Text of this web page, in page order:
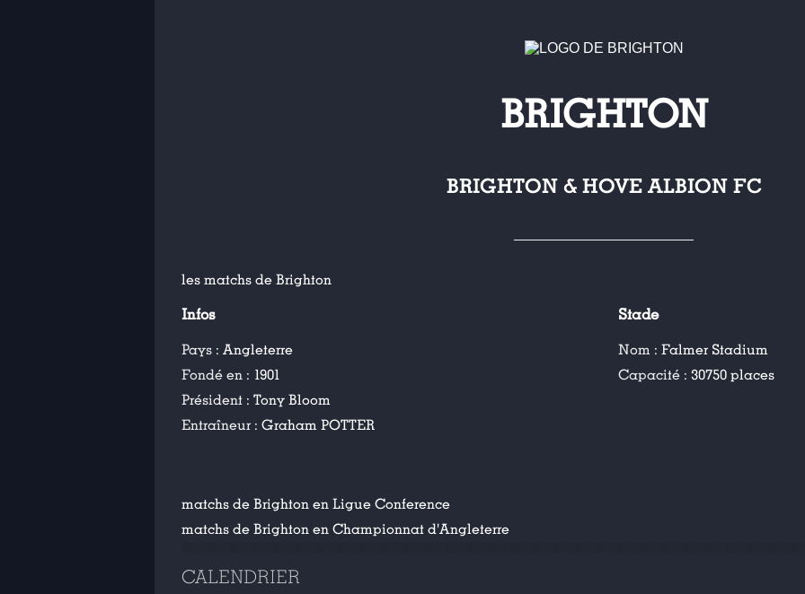
BRIGHTON
BRIGHTON & HOVE ALBION FC
les matchs de Brighton
Infos
Pays : Angleterre
Fondé en : 1901
Président : Tony Bloom
Entraîneur : Graham POTTER
Stade
Nom :Falmer Stadium
Capacité :30750 places
matchs de Brighton en Ligue Conference
matchs de Brighton en Championnat d'Angleterre
CALENDRIER